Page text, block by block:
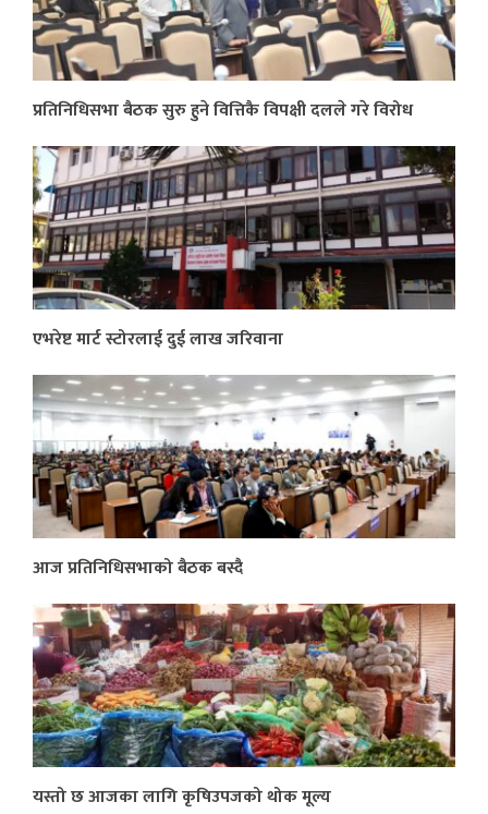
प्रतिनिधिसभा बैठक सुरु हुने वित्तिकै विपक्षी दलले गरे विरोध
एभरेष्ट मार्ट स्टोरलाई दुई लाख जरिवाना
आज प्रतिनिधिसभाको बैठक बस्दै
यस्तो छ आजका लागि कृषिउपजको थोक मूल्य